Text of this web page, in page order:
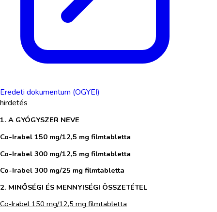
Eredeti dokumentum (OGYEI)
hirdetés
1. A GYÓGYSZER NEVE
Co-Irabel 150 mg/12,5 mg filmtabletta
Co-Irabel 300 mg/12,5 mg filmtabletta
Co-Irabel 300 mg/25 mg filmtabletta
2. MINŐSÉGI ÉS MENNYISÉGI ÖSSZETÉTEL
Co-Irabel 150 mg/12,5 mg filmtabletta